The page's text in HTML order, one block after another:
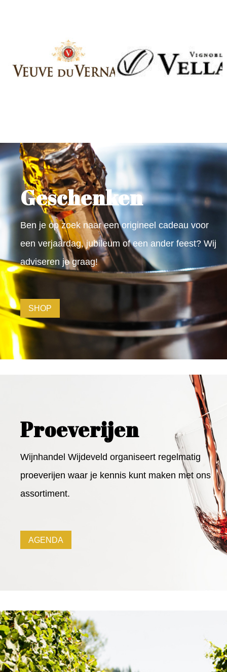
Geschenken
Ben je op zoek naar een origineel cadeau voor
een verjaardag, jubileum of een ander feest? Wij
adviseren je graag!
SHOP
Proeverijen
Wijnhandel Wijdeveld organiseert regelmatig
proeverijen waar je kennis kunt maken met ons
assortiment.
AGENDA